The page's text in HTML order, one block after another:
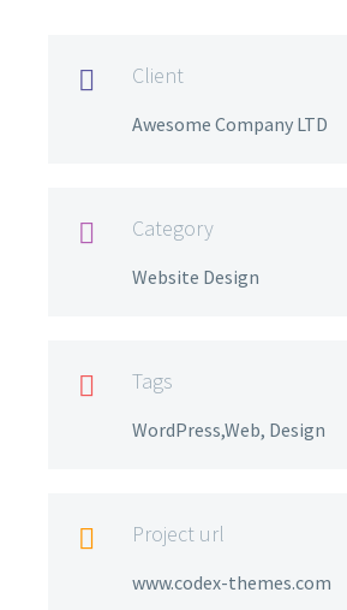
 Client
Awesome Company LTD
 Category
Website Design
 Tags
WordPress,Web, Design
 Project url
www.codex-themes.com